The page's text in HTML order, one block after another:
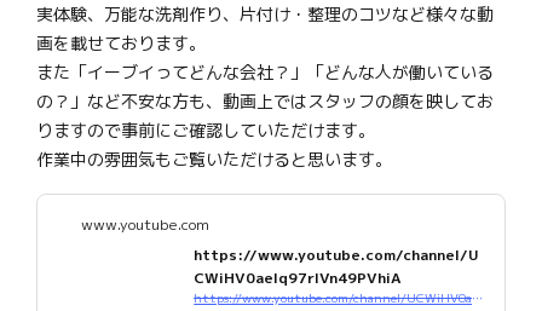
実体験、万能な洗剤作り、片付け・整理のコツなど様々な動
画を載せております。
また「イーブイってどんな会社？」「どんな人が働いている
の？」など不安な方も、動画上ではスタッフの顔を映してお
りますので事前にご確認していただけます。
作業中の雰囲気もご覧いただけると思います。
www.youtube.com
https://www.youtube.com/channel/U
CWiHV0aeIq97rlVn49PVhiA
https://www.youtube.com/channel/UCWiHV0aeIq97rlVn49PVhiA